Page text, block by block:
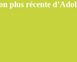
plus récente